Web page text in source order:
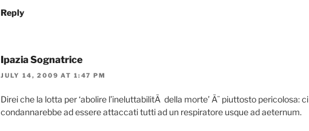
Reply
Ipazia Sognatrice
JULY 14, 2009 AT 1:47 PM
Direi che la lotta per ‘abolire l’ineluttabilitÃ della morte’ Ã¨ piuttosto pericolosa: ci
condannarebbe ad essere attaccati tutti ad un respiratore usque ad aeternum.